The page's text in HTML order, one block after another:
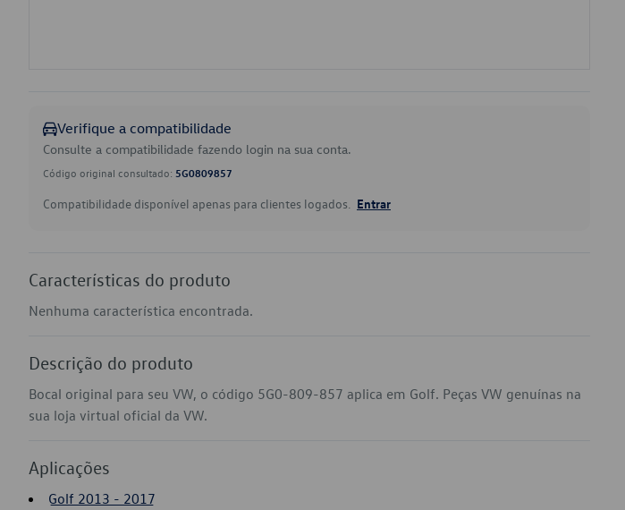
Verifique a compatibilidade
Consulte a compatibilidade fazendo login na sua conta.
Código original consultado: 5G0809857
Compatibilidade disponível apenas para clientes logados. Entrar
Características do produto
Nenhuma característica encontrada.
Descrição do produto
Bocal original para seu VW, o código 5G0-809-857 aplica em Golf. Peças VW genuínas na
sua loja virtual oficial da VW.
Aplicações
Golf 2013 - 2017